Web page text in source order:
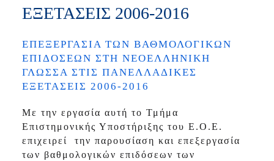
ΕΞΕΤΑΣΕΙΣ 2006-2016
ΕΠΕΞΕΡΓΑΣΙΑ ΤΩΝ ΒΑΘΜΟΛΟΓΙΚΩΝ
ΕΠΙΔΟΣΕΩΝ ΣΤΗ ΝΕΟΕΛΛΗΝΙΚΗ
ΓΛΩΣΣΑ ΣΤΙΣ ΠΑΝΕΛΛΑΔΙΚΕΣ
ΕΞΕΤΑΣΕΙΣ 2006-2016
Με την εργασία αυτή το Τμήμα
Επιστημονικής Υποστήριξης του Ε.Ο.Ε.
επιχειρεί την παρουσίαση και επεξεργασία
των βαθμολογικών επιδόσεων των